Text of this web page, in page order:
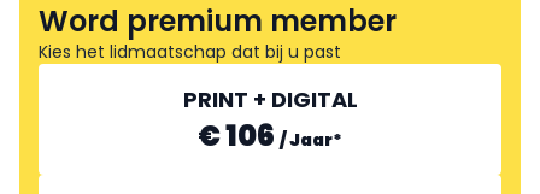
Word premium member
Kies het lidmaatschap dat bij u past
PRINT + DIGITAL
€ 106 /Jaar*